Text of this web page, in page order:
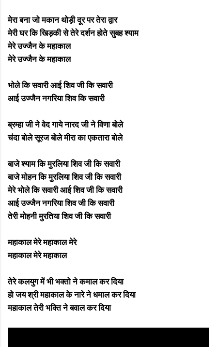
मेरा बना जो मकान थोड़ी दूर पर तेरा द्वार
मेरी घर कि खिड़की से तेरे दर्शन होते सुबह श्याम
मेरे उज्जैन के महाकाल
मेरे उज्जैन के महाकाल
भोले कि सवारी आई शिव जी कि सवारी
आई उज्जैन नगरिया शिव कि सवारी
ब्रम्हा जी ने वेद गाये नारद जी ने विणा बोले
चंदा बोले सूरज बोले मीरा का एकतारा बोले
बाजे श्याम कि मुरलिया शिव जी कि सवारी
बाजे मोहन कि मुरलिया शिव जी कि सवारी
मेरे भोले कि सवारी आई शिव जी कि सवारी
आई उज्जैन नगरिया शिव जी कि सवारी
तेरी मोहनी मुरतिया शिव जी कि सवारी
महाकाल मेरे महाकाल मेरे
महाकाल मेरे महाकाल
तेरे कलयुग में भी भक्तो ने कमाल कर दिया
हो जय श्री महाकाल के नारे ने धमाल कर दिया
महाकाल तेरी भक्ति ने बवाल कर दिया